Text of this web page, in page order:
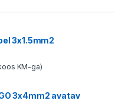
3x1.5mm2
KM-ga)
3x4mm2 avatav